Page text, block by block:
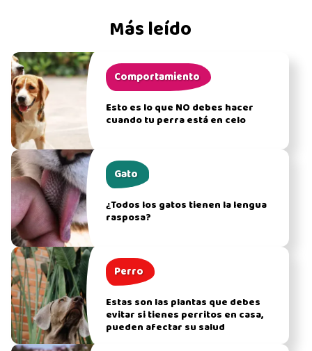
Más leído
Comportamiento
Esto es lo que NO debes hacer
cuando tu perra está en celo
Gato
¿Todos los gatos tienen la lengua
rasposa?
Perro
Estas son las plantas que debes
evitar si tienes perritos en casa,
pueden afectar su salud